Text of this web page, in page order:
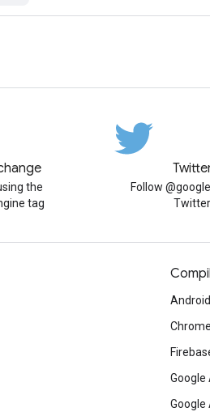
the
tag
Follow
Twitter
Android
Chrome
Google